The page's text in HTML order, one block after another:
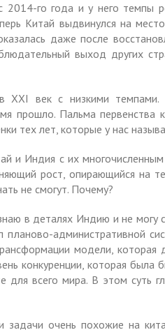
2014-го года и у него темпы
Китай выдвинулся на
даже после
выход других
XXI век с низкими темпами.
прошло. Пальма
тех лет, которые у нас
и Индия с их
рост, опирающийся на
не смогут. Почему?
в деталях Индию и не могу
административной
модели,
конкуренции, которая была
для всего мира. В этом суть
очень похожие на